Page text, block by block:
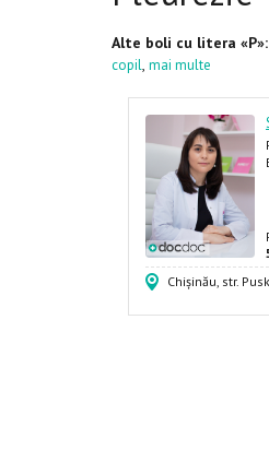
Alte boli cu litera «P»:
copil, mai multe
Chișinău, str.